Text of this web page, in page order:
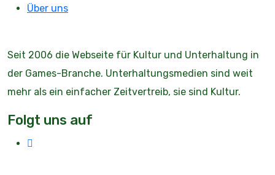
Über uns
Seit 2006 die Webseite für Kultur und Unterhaltung in
der Games-Branche. Unterhaltungsmedien sind weit
mehr als ein einfacher Zeitvertreib, sie sind Kultur.
Folgt uns auf